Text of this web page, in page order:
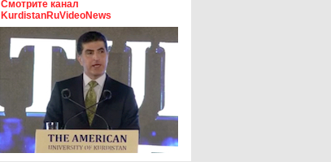
Смотрите канал
KurdistanRuVideoNews